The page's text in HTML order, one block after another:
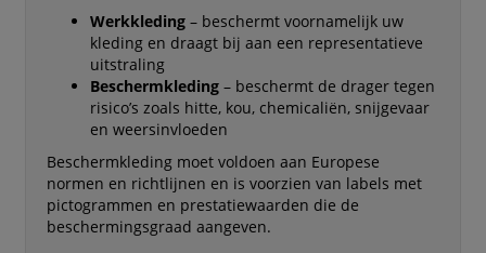
Werkkleding– beschermt voornamelijk uw
kleding en draagt bij aan een representatieve
uitstraling
Beschermkleding– beschermt de drager tegen
risico’s zoals hitte, kou, chemicaliën, snijgevaar
en weersinvloeden
Beschermkleding moet voldoen aan Europese
normen en richtlijnen en is voorzien van labels met
pictogrammen en prestatiewaarden die de
beschermingsgraad aangeven.